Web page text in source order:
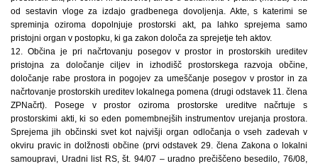
od sestavin vloge za izdajo gradbenega dovoljenja. Akte, s katerimi se
spreminja oziroma dopolnjuje prostorski akt, pa lahko sprejema samo
pristojni organ v postopku, ki ga zakon določa za sprejetje teh aktov.
12. Občina je pri načrtovanju posegov v prostor in prostorskih ureditev
pristojna za določanje ciljev in izhodišč prostorskega razvoja občine,
določanje rabe prostora in pogojev za umeščanje posegov v prostor in za
načrtovanje prostorskih ureditev lokalnega pomena (drugi odstavek 11. člena
ZPNačrt). Posege v prostor oziroma prostorske ureditve načrtuje s
prostorskimi akti, ki so eden pomembnejših instrumentov urejanja prostora.
Sprejema jih občinski svet kot najvišji organ odločanja o vseh zadevah v
okviru pravic in dolžnosti občine (prvi odstavek 29. člena Zakona o lokalni
samoupravi, Uradni list RS, št. 94/07 – uradno prečiščeno besedilo, 76/08,